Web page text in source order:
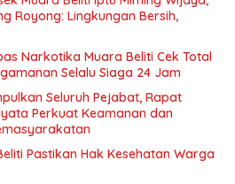
Royong: Lingkungan Bersih,
Narkotika Muara Beliti Cek Total
Selalu Siaga 24 Jam
Seluruh Pejabat, Rapat
Perkuat Keamanan dan
Pastikan Hak Kesehatan Warga